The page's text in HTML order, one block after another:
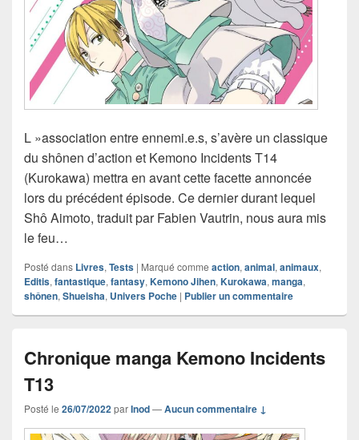
L »association entre ennemi.e.s, s’avère un classique
du shônen d’action et Kemono Incidents T14
(Kurokawa) mettra en avant cette facette annoncée
lors du précédent épisode. Ce dernier durant lequel
Shô Aimoto, traduit par Fabien Vautrin, nous aura mis
le feu…
Posté dans Livres,Tests | Marqué comme action,animal,animaux,
Editis,fantastique,fantasy,Kemono Jihen,Kurokawa,manga,
shônen,Shueisha, Univers Poche | Publier un commentaire
Chronique manga Kemono Incidents
T13
Posté le 26/07/2022parInod—Aucun commentaire ↓